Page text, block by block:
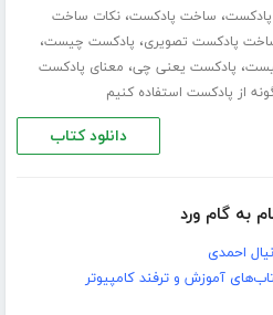
پادکست، ساخت پادکست،نکات ساخت
پادکست تصویری، پادکست چیست،
، پادکست یعنی چی، معنای پادکست
از پادکست استفاده کنیم
دانلود کتاب
به گام ورد
احمدی
آموزش و ترفند کامپیوتر